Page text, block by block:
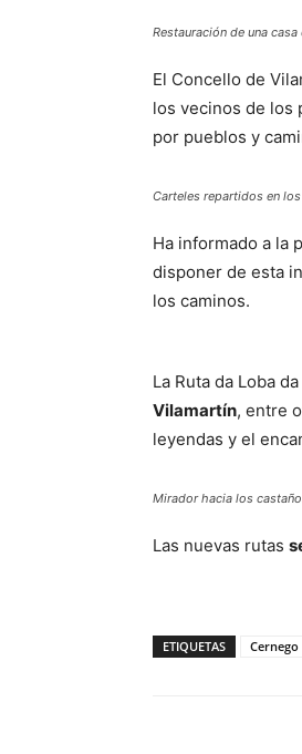
Restauración de una
El Concello de
los vecinos de los
por pueblos y
Carteles repartidos en
Ha informado a la
disponer de esta
los caminos.
La Ruta da Loba
Vilamartín, entre
leyendas y el
Mirador hacia los
Las nuevas rutas
ETIQUETAS Cernego